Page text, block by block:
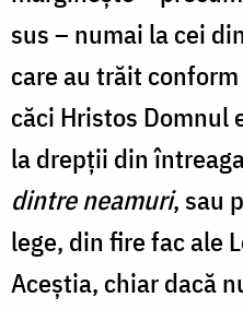
sus – numai la cei
care au trăit
căci Hristos
la drepții din
dintre neamuri, sau
lege, din fire fac ale
Aceştia, chiar dacă